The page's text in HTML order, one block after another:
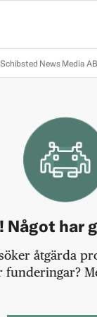
Schibsted News Media
Något har
åtgärda